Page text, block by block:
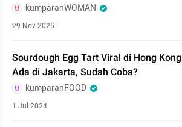
kumparanWOMAN
29 Nov 2025
Sourdough Egg Tart Viral di Hong Kong
Ada di Jakarta, Sudah Coba?
kumparanFOOD
1 Jul 2024